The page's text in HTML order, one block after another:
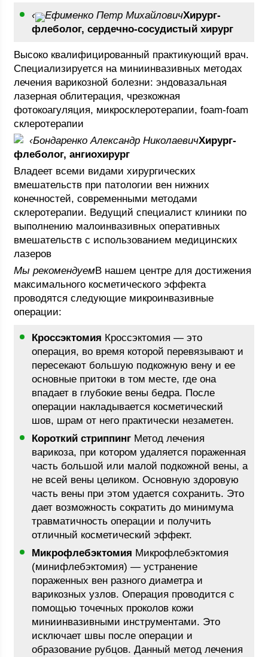
‹ Ефименко Петр МихайловичХирург-
флеболог, сердечно-сосудистый хирург
Высоко квалифицированный практикующий врач.
Специализируется на миниинвазивных методах
лечения варикозной болезни: эндовазальная
лазерная облитерация, чрезкожная
фотокоагуляция, микросклеротерапии, foam-foam
склеротерапии
‹Бондаренко Александр НиколаевичХирург-
флеболог, ангиохирург
Владеет всеми видами хирургических
вмешательств при патологии вен нижних
конечностей, современными методами
склеротерапии. Ведущий специалист клиники по
выполнению малоинвазивных оперативных
вмешательств с использованием медицинских
лазеров
Мы рекомендуемВ нашем центре для достижения
максимального косметического эффекта
проводятся следующие микроинвазивные
операции:
Кроссэктомия Кроссэктомия — это
операция, во время которой перевязывают и
пересекают большую подкожную вену и ее
основные притоки в том месте, где она
впадает в глубокие вены бедра. После
операции накладывается косметический
шов, шрам от него практически незаметен.
Короткий стриппинг Метод лечения
варикоза, при котором удаляется пораженная
часть большой или малой подкожной вены, а
не всей вены целиком. Основную здоровую
часть вены при этом удается сохранить. Это
дает возможность сократить до минимума
травматичность операции и получить
отличный косметический эффект.
Микрофлебэктомия Микрофлебэктомия
(минифлебэктомия) — устранение
пораженных вен разного диаметра и
варикозных узлов. Операция проводится с
помощью точечных проколов кожи
миниинвазивными инструментами. Это
исключает швы после операции и
образование рубцов. Данный метод лечения